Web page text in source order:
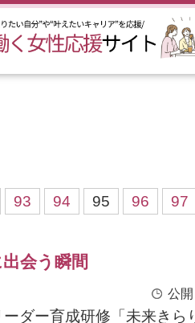
93 94 95 96 97
会う瞬間
公
ダー育成研修「未来きら
業
ジ応援